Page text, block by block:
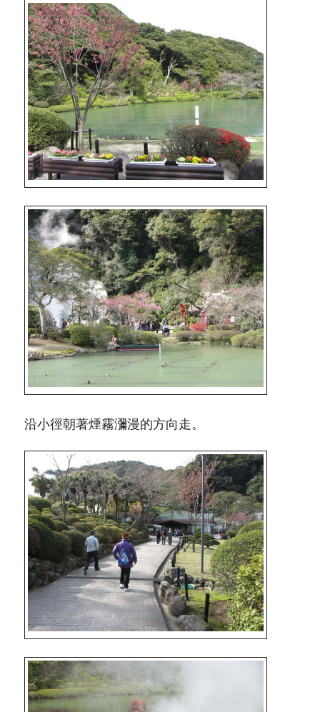
沿小徑朝著煙霧瀰漫的方向走。